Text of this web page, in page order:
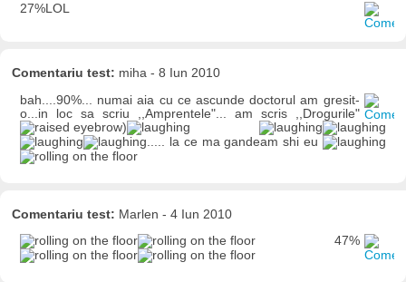
27%LOL
Comentariu test: miha - 8 Iun 2010
bah....90%... numai aia cu ce ascunde doctorul am gresit-
o...in loc sa scriu ,,Amprentele"... am scris ,,Drogurile"
)
..... la ce ma gandeam shi eu
Comentariu test: Marlen - 4 Iun 2010
47%